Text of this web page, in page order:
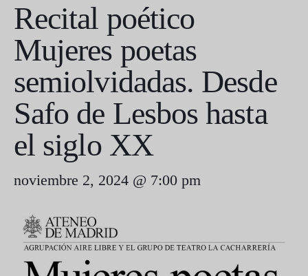
Recital poético
Mujeres poetas
semiolvidadas. Desde
Safo de Lesbos hasta
el siglo XX
noviembre 2, 2024 @ 7:00 pm